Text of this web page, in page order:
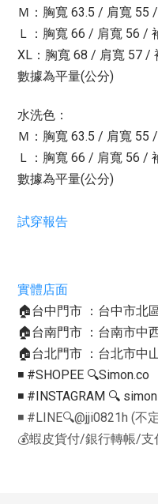
Ｍ：胸寬 63.5 / 肩寬 55
Ｌ：胸寬 66 / 肩寬 56 /
XL：胸寬 68 / 肩寬 57 /
數據為平量(公分)
水洗色：
Ｍ：胸寬 63.5 / 肩寬 55
Ｌ：胸寬 66 / 肩寬 56 /
數據為平量(公分)
試穿報告
實體店面
🏠台中門市 ：台中市北
🏠台南門市 ：台南市中
🏠台北門市 ：台北市中
◾️ #SHOPEE 🔍Simon.co
◾️ #INSTAGRAM 🔍
◾️ #LINE🔍@jji0821h (不
💰蝦皮貨付/銀行轉帳/支